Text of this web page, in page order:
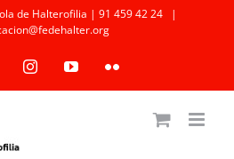
de Halterofilia | 91 459 42 24
|
InstagramYouTubeFlickr